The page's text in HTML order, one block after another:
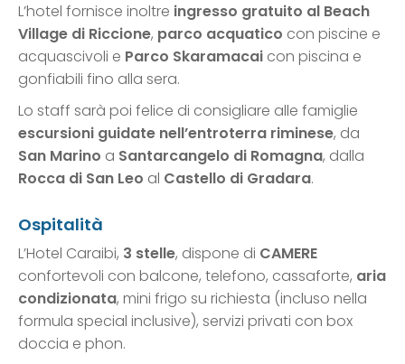
L’hotel fornisce inoltre ingresso gratuito al Beach
Village di Riccione, parco acquatico con piscine e
acquascivoli e Parco Skaramacai con piscina e
gonfiabili fino alla sera.
Lo staff sarà poi felice di consigliare alle famiglie
escursioni guidate nell’entroterra riminese, da
San Marino a Santarcangelo di Romagna, dalla
Rocca di San Leo al Castello di Gradara.
Ospitalità
L’Hotel Caraibi, 3 stelle, dispone di CAMERE
confortevoli con balcone, telefono, cassaforte, aria
condizionata, mini frigo su richiesta (incluso nella
formula special inclusive), servizi privati con box
doccia e phon.